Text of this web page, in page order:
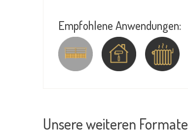
Empfohlene Anwendungen:
Unsere weiteren Formate